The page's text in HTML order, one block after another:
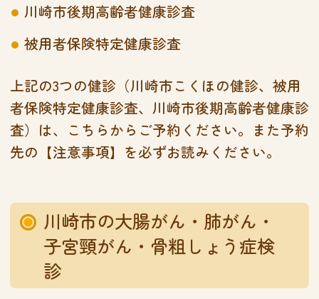
川崎市後期高齢者健康診査
被用者保険特定健康診査
上記の3つの健診（川崎市こくほの健診、被用
者保険特定健康診査、川崎市後期高齢者健康診
査）は、
こちら からご予約ください。また予約
先の【注意事項】を必ずお読みください。
川崎市の大腸がん・肺がん・
子宮頸がん・骨粗しょう症検
診